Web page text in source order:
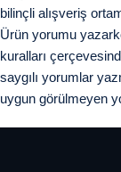
bilinçli alışveriş
Ürün yorumu
kuralları
saygılı yorumlar
uygun görülmeyen